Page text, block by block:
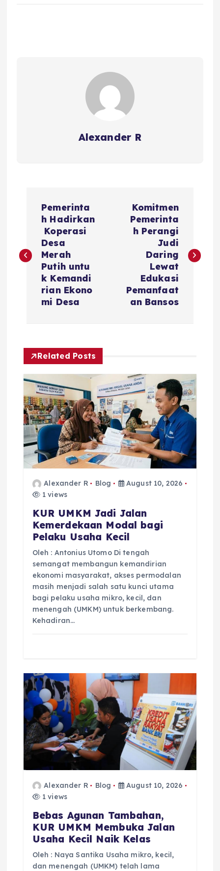
Alexander R
s
v
g
a
t
Pemerinta
h Hadirkan
Koperasi
Desa
Merah
Putih untu
k Kemandi
rian Ekono
mi Desa
Komitmen
Pemerinta
h Perangi
Judi
Daring
Lewat
Edukasi
Pemanfaat
an Bansos
Related Posts
Alexander R Blog
August 10, 2026
1 views
KUR UMKM Jadi Jalan
Kemerdekaan Modal bagi
Pelaku Usaha Kecil
Oleh : Antonius Utomo Di tengah
semangat membangun kemandirian
ekonomi masyarakat, akses permodalan
masih menjadi salah satu kunci utama
bagi pelaku usaha mikro, kecil, dan
menengah (UMKM) untuk berkembang.
Kehadiran…
Alexander R Blog
August 10, 2026
1 views
Bebas Agunan Tambahan,
KUR UMKM Membuka Jalan
Usaha Kecil Naik Kelas
Oleh : Naya Santika Usaha mikro, kecil,
dan menengah (UMKM) telah lama